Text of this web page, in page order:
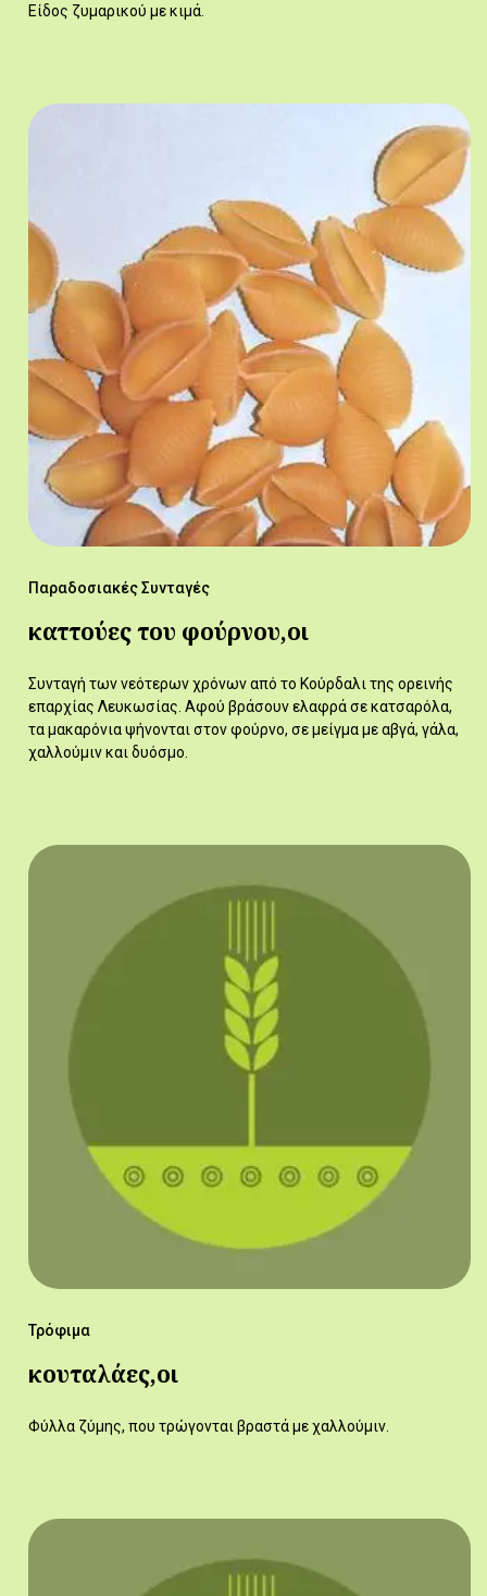
Είδος ζυμαρικού με κιμά.
Παραδοσιακές Συνταγές
καττούες του φούρνου,οι
Συνταγή των νεότερων χρόνων από το Κούρδαλι της ορεινής
επαρχίας Λευκωσίας. Αφού βράσουν ελαφρά σε κατσαρόλα,
τα μακαρόνια ψήνονται στον φούρνο, σε μείγμα με αβγά, γάλα,
χαλλούμιν και δυόσμο.
Τρόφιμα
κουταλάες,οι
Φύλλα ζύμης, που τρώγονται βραστά με χαλλούμιν.